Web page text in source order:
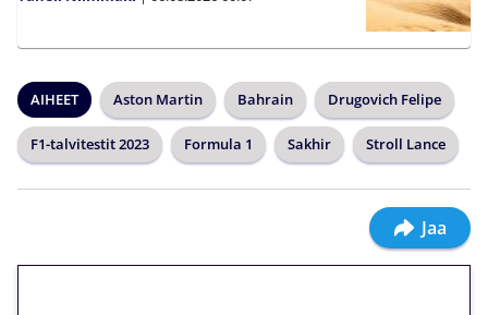
AIHEET Aston Martin Bahrain Drugovich Felipe
F1-talvitestit 2023 Formula 1 Sakhir Stroll Lance
Jaa